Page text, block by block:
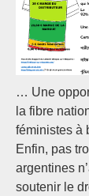
… Une
la fibre
féministes à
Enfin, pas
argentines
soutenir le